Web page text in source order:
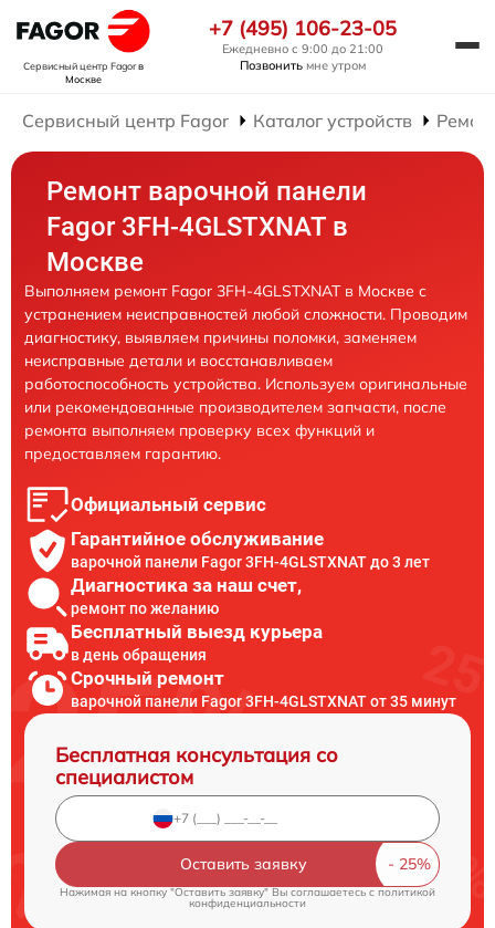
Сервисный центр Fagorв
Москве
+7 (495) 106-23-05
Ежедневно с 9:00 до 21:00
Позвонить мне утром
Сервисный центр Fagor Каталог устройств
Ремонт варочной панели
Fagor 3FH-4GLSTXNAT в
Москве
Выполняем ремонт Fagor 3FH-4GLSTXNAT в Москве с
устранением неисправностей любой сложности. Проводим
диагностику, выявляем причины поломки, заменяем
неисправные детали и восстанавливаем
работоспособность устройства. Используем оригинальные
или рекомендованные производителем запчасти, после
ремонта выполняем проверку всех функций и
предоставляем гарантию.
Официальный сервис
Гарантийное обслуживание
варочной панели Fagor 3FH-4GLSTXNAT до 3 лет
Диагностика за наш счет,
ремонт по желанию
Бесплатный выезд курьера
в день обращения
Срочный ремонт
варочной панели Fagor 3FH-4GLSTXNAT от 35 минут
Бесплатная консультация со
специалистом
Оставить заявку
Нажимая на кнопку "Оставить заявку" Вы соглашаетесь cполитикой
конфиденциальности